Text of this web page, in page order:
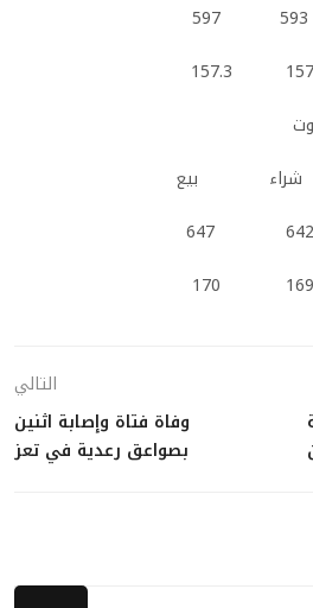
بيع
التالي
وفاة فتاة وإصابة اثنين
بصواعق رعدية في تعز